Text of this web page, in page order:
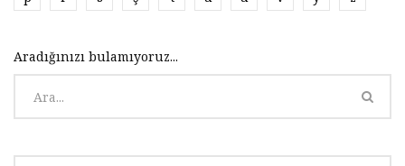
Aradığınızı bulamıyoruz...